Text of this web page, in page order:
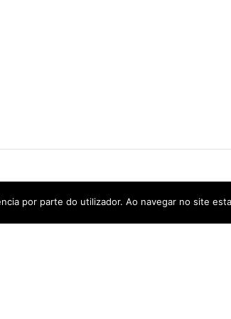
222
por parte do utilizador. Ao navegar no site